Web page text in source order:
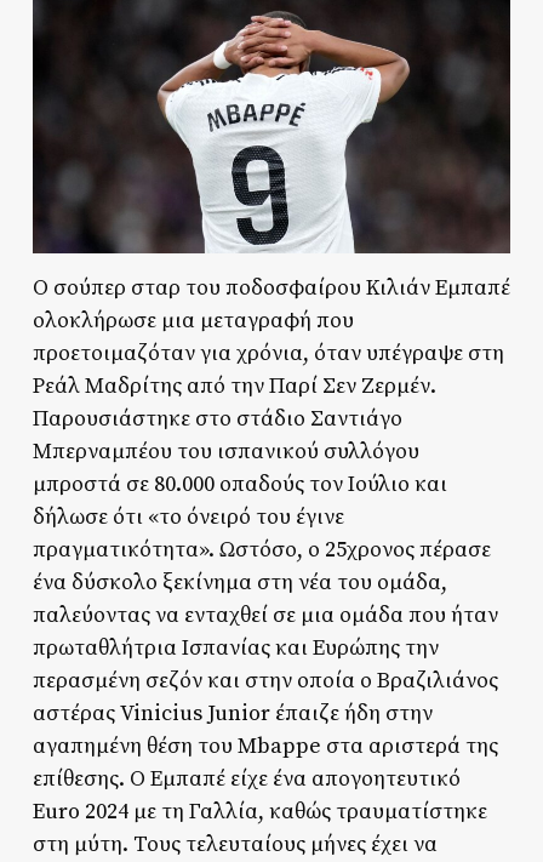
Ο σούπερ σταρ του ποδοσφαίρου Κιλιάν Εμπαπέ
ολοκλήρωσε μια μεταγραφή που
προετοιμαζόταν για χρόνια, όταν υπέγραψε στη
Ρεάλ Μαδρίτης από την Παρί Σεν Ζερμέν.
Παρουσιάστηκε στο στάδιο Σαντιάγο
Μπερναμπέου του ισπανικού συλλόγου
μπροστά σε 80.000 οπαδούς τον Ιούλιο και
δήλωσε ότι «το όνειρό του έγινε
πραγματικότητα». Ωστόσο, ο 25χρονος πέρασε
ένα δύσκολο ξεκίνημα στη νέα του ομάδα,
παλεύοντας να ενταχθεί σε μια ομάδα που ήταν
πρωταθλήτρια Ισπανίας και Ευρώπης την
περασμένη σεζόν και στην οποία ο Βραζιλιάνος
αστέρας Vinicius Junior έπαιζε ήδη στην
αγαπημένη θέση του Mbappe στα αριστερά της
επίθεσης. Ο Εμπαπέ είχε ένα απογοητευτικό
Euro 2024 με τη Γαλλία, καθώς τραυματίστηκε
στη μύτη. Τους τελευταίους μήνες έχει να